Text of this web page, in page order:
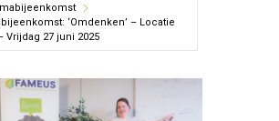
‘Omdenken’ – Locatie
Vrijdag 27 juni 2025